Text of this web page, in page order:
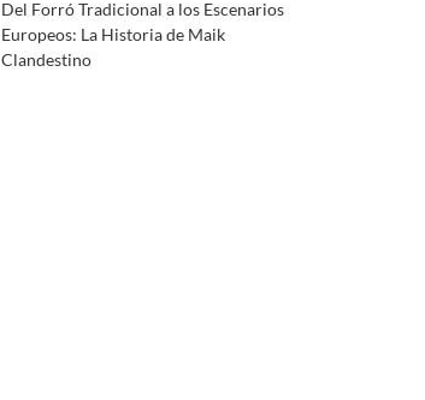
Del Forró Tradicional a los Escenarios
Europeos: La Historia de Maik
Clandestino